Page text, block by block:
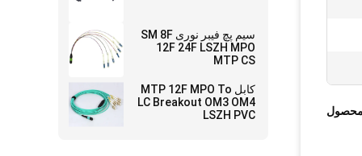
سیم پچ فیبر نوری SM 8F
12F 24F LSZH MPO
MTP CS
کابل MTP 12F MPO To
LC Breakout OM3 OM4
LSZH PVC